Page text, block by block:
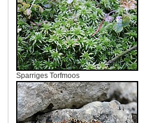
Sparriges Torfmoos